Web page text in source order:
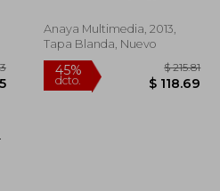
Fülöp
Anaya Multimedia, 2013,
Tapa Blanda, Nuevo